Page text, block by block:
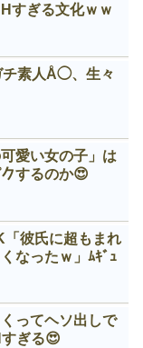
すぎる文化ｗｗ
チ素人Å◯、生々
愛い女の子」は
するのか😍
「彼氏に超もまれ
なったｗ」ﾑｷﾞｭ
ってヘソ出しで
ぎる😍